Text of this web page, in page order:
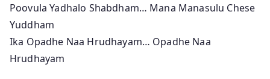
Poovula Yadhalo Shabdham… Mana Manasulu Chese
Yuddham
Ika Opadhe Naa Hrudhayam… Opadhe Naa
Hrudhayam